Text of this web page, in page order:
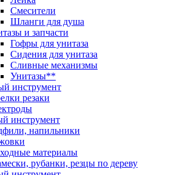
Смесители
Шланги для душа
и запчасти
Гофры для унитаза
Сидения для унитаза
Сливные механизмы
Унитазы**
инструмент
резаки
инструмент
напильники
материалы
рубанки, резцы по дереву